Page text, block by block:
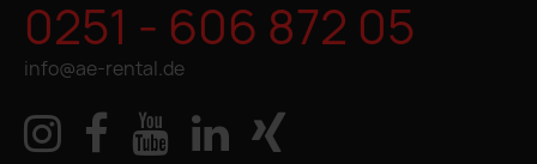
0251 - 606 872 05
info@ae-rental.de